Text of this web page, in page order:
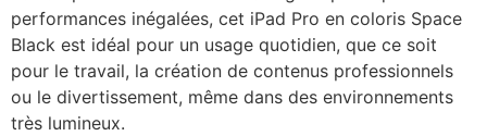
performances inégalées, cet iPad Pro en coloris Space
Black est idéal pour un usage quotidien, que ce soit
pour le travail, la création de contenus professionnels
ou le divertissement, même dans des environnements
très lumineux.